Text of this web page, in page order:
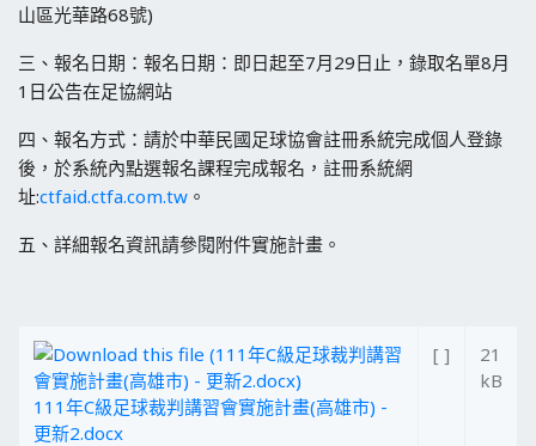
山區光華路68號)
三、報名日期：報名日期：即日起至7月29日止，錄取名單8月
1日公告在足協網站
四、報名方式：請於中華民國足球協會註冊系統完成個人登錄
後，於系統內點選報名課程完成報名，註冊系統網
址:ctfaid.ctfa.com.tw 。
五、詳細報名資訊請參閱附件實施計畫。
111年C級足球裁判講習會實施計畫(高雄市) -
更新2.docx
[ ]
21
kB